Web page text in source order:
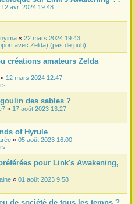
12 avr. 2024 19:48
« 22 mars 2024 19:43
avec Zelda) (pas de pub)
créations amateurs Zelda
« 12 mars 2024 12:47
des sables ?
« 17 août 2023 13:27
of Hyrule
« 05 août 2023 16:00
pour Link's Awakening,
« 01 août 2023 9:58
de société de tous les temps ?